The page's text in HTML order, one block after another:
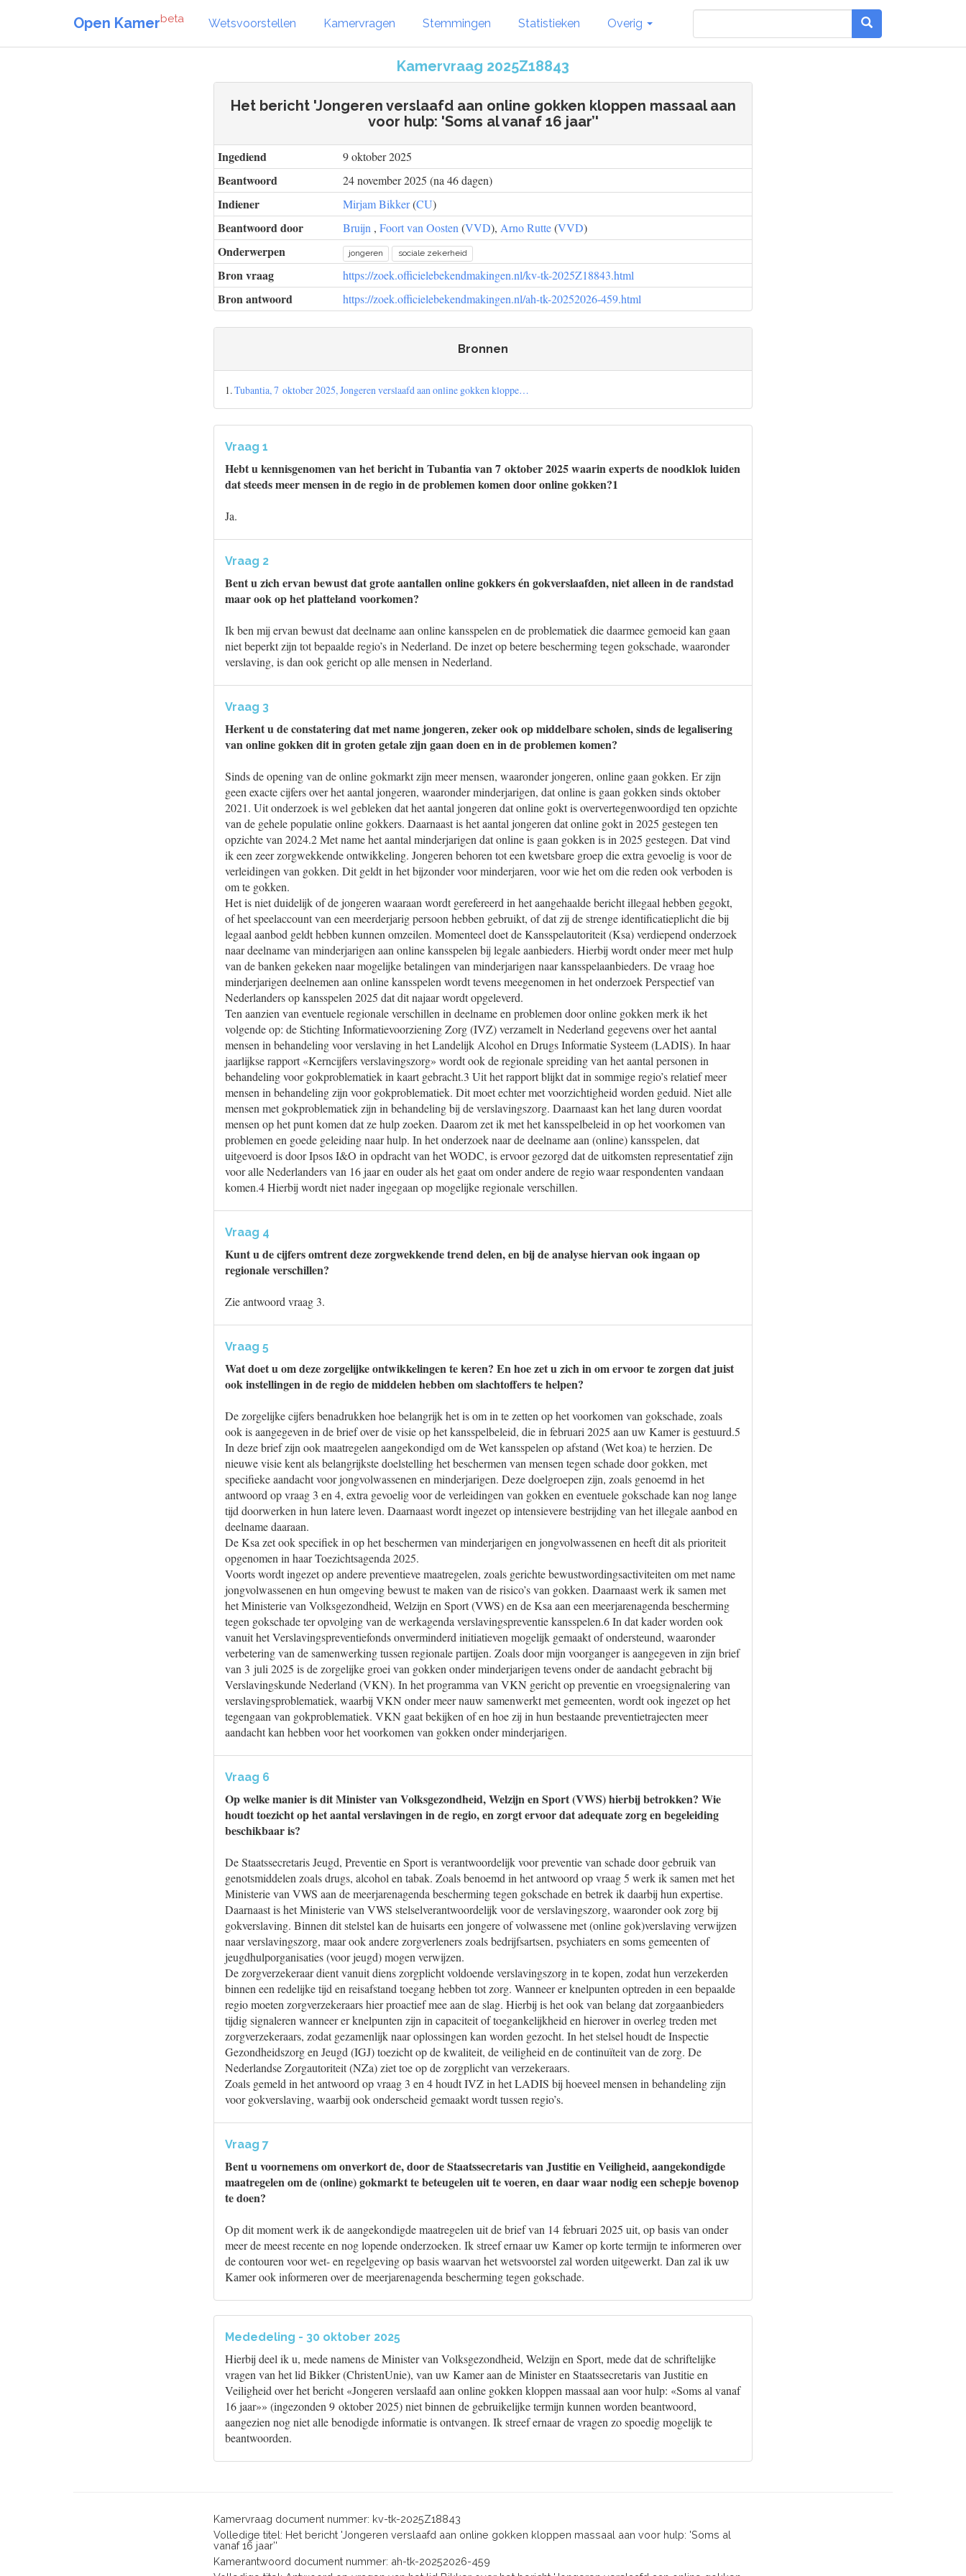
Open Kamerbeta Wetsvoorstellen Kamervragen Stemmingen Statistieken Overig
Kamervraag 2025Z18843
Het bericht 'Jongeren verslaafd aan online gokken kloppen massaal aan
voor hulp: 'Soms al vanaf 16 jaar’'
Ingediend 9 oktober 2025
Beantwoord 24 november 2025 (na 46 dagen)
Indiener Mirjam Bikker(CU)
Beantwoord door Bruijn , Foort van Oosten (VVD), Arno Rutte(VVD)
Onderwerpen jongeren sociale zekerheid
Bron vraag https://zoek.officielebekendmakingen.nl/kv-tk-2025Z18843.html
Bron antwoord https://zoek.officielebekendmakingen.nl/ah-tk-20252026-459.html
Bronnen
1.Tubantia, 7 oktober 2025, Jongeren verslaafd aan online gokken kloppe…
Vraag 1
Hebt u kennisgenomen van het bericht in Tubantia van 7 oktober 2025 waarin experts de noodklok luiden
dat steeds meer mensen in de regio in de problemen komen door online gokken?1
Ja.
Vraag 2
Bent u zich ervan bewust dat grote aantallen online gokkers én gokverslaafden, niet alleen in de randstad
maar ook op het platteland voorkomen?
Ik ben mij ervan bewust dat deelname aan online kansspelen en de problematiek die daarmee gemoeid kan gaan
niet beperkt zijn tot bepaalde regio’s in Nederland. De inzet op betere bescherming tegen gokschade, waaronder
verslaving, is dan ook gericht op alle mensen in Nederland.
Vraag 3
Herkent u de constatering dat met name jongeren, zeker ook op middelbare scholen, sinds de legalisering
van online gokken dit in groten getale zijn gaan doen en in de problemen komen?
Sinds de opening van de online gokmarkt zijn meer mensen, waaronder jongeren, online gaan gokken. Er zijn
geen exacte cijfers over het aantal jongeren, waaronder minderjarigen, dat online is gaan gokken sinds oktober
2021. Uit onderzoek is wel gebleken dat het aantal jongeren dat online gokt is oververtegenwoordigd ten opzichte
van de gehele populatie online gokkers. Daarnaast is het aantal jongeren dat online gokt in 2025 gestegen ten
opzichte van 2024.2 Met name het aantal minderjarigen dat online is gaan gokken is in 2025 gestegen. Dat vind
ik een zeer zorgwekkende ontwikkeling. Jongeren behoren tot een kwetsbare groep die extra gevoelig is voor de
verleidingen van gokken. Dit geldt in het bijzonder voor minderjaren, voor wie het om die reden ook verboden is
om te gokken.
Het is niet duidelijk of de jongeren waaraan wordt gerefereerd in het aangehaalde bericht illegaal hebben gegokt,
of het speelaccount van een meerderjarig persoon hebben gebruikt, of dat zij de strenge identificatieplicht die bij
legaal aanbod geldt hebben kunnen omzeilen. Momenteel doet de Kansspelautoriteit (Ksa) verdiepend onderzoek
naar deelname van minderjarigen aan online kansspelen bij legale aanbieders. Hierbij wordt onder meer met hulp
van de banken gekeken naar mogelijke betalingen van minderjarigen naar kansspelaanbieders. De vraag hoe
minderjarigen deelnemen aan online kansspelen wordt tevens meegenomen in het onderzoek Perspectief van
Nederlanders op kansspelen 2025 dat dit najaar wordt opgeleverd.
Ten aanzien van eventuele regionale verschillen in deelname en problemen door online gokken merk ik het
volgende op: de Stichting Informatievoorziening Zorg (IVZ) verzamelt in Nederland gegevens over het aantal
mensen in behandeling voor verslaving in het Landelijk Alcohol en Drugs Informatie Systeem (LADIS). In haar
jaarlijkse rapport «Kerncijfers verslavingszorg» wordt ook de regionale spreiding van het aantal personen in
behandeling voor gokproblematiek in kaart gebracht.3 Uit het rapport blijkt dat in sommige regio’s relatief meer
mensen in behandeling zijn voor gokproblematiek. Dit moet echter met voorzichtigheid worden geduid. Niet alle
mensen met gokproblematiek zijn in behandeling bij de verslavingszorg. Daarnaast kan het lang duren voordat
mensen op het punt komen dat ze hulp zoeken. Daarom zet ik met het kansspelbeleid in op het voorkomen van
problemen en goede geleiding naar hulp. In het onderzoek naar de deelname aan (online) kansspelen, dat
uitgevoerd is door Ipsos I&O in opdracht van het WODC, is ervoor gezorgd dat de uitkomsten representatief zijn
voor alle Nederlanders van 16 jaar en ouder als het gaat om onder andere de regio waar respondenten vandaan
komen.4 Hierbij wordt niet nader ingegaan op mogelijke regionale verschillen.
Vraag 4
Kunt u de cijfers omtrent deze zorgwekkende trend delen, en bij de analyse hiervan ook ingaan op
regionale verschillen?
Zie antwoord vraag 3.
Vraag 5
Wat doet u om deze zorgelijke ontwikkelingen te keren? En hoe zet u zich in om ervoor te zorgen dat juist
ook instellingen in de regio de middelen hebben om slachtoffers te helpen?
De zorgelijke cijfers benadrukken hoe belangrijk het is om in te zetten op het voorkomen van gokschade, zoals
ook is aangegeven in de brief over de visie op het kansspelbeleid, die in februari 2025 aan uw Kamer is gestuurd.5
In deze brief zijn ook maatregelen aangekondigd om de Wet kansspelen op afstand (Wet koa) te herzien. De
nieuwe visie kent als belangrijkste doelstelling het beschermen van mensen tegen schade door gokken, met
specifieke aandacht voor jongvolwassenen en minderjarigen. Deze doelgroepen zijn, zoals genoemd in het
antwoord op vraag 3 en 4, extra gevoelig voor de verleidingen van gokken en eventuele gokschade kan nog lange
tijd doorwerken in hun latere leven. Daarnaast wordt ingezet op intensievere bestrijding van het illegale aanbod en
deelname daaraan.
De Ksa zet ook specifiek in op het beschermen van minderjarigen en jongvolwassenen en heeft dit als prioriteit
opgenomen in haar Toezichtsagenda 2025.
Voorts wordt ingezet op andere preventieve maatregelen, zoals gerichte bewustwordingsactiviteiten om met name
jongvolwassenen en hun omgeving bewust te maken van de risico’s van gokken. Daarnaast werk ik samen met
het Ministerie van Volksgezondheid, Welzijn en Sport (VWS) en de Ksa aan een meerjarenagenda bescherming
tegen gokschade ter opvolging van de werkagenda verslavingspreventie kansspelen.6 In dat kader worden ook
vanuit het Verslavingspreventiefonds onverminderd initiatieven mogelijk gemaakt of ondersteund, waaronder
verbetering van de samenwerking tussen regionale partijen. Zoals door mijn voorganger is aangegeven in zijn brief
van 3 juli 2025 is de zorgelijke groei van gokken onder minderjarigen tevens onder de aandacht gebracht bij
Verslavingskunde Nederland (VKN). In het programma van VKN gericht op preventie en vroegsignalering van
verslavingsproblematiek, waarbij VKN onder meer nauw samenwerkt met gemeenten, wordt ook ingezet op het
tegengaan van gokproblematiek. VKN gaat bekijken of en hoe zij in hun bestaande preventietrajecten meer
aandacht kan hebben voor het voorkomen van gokken onder minderjarigen.
Vraag 6
Op welke manier is dit Minister van Volksgezondheid, Welzijn en Sport (VWS) hierbij betrokken? Wie
houdt toezicht op het aantal verslavingen in de regio, en zorgt ervoor dat adequate zorg en begeleiding
beschikbaar is?
De Staatssecretaris Jeugd, Preventie en Sport is verantwoordelijk voor preventie van schade door gebruik van
genotsmiddelen zoals drugs, alcohol en tabak. Zoals benoemd in het antwoord op vraag 5 werk ik samen met het
Ministerie van VWS aan de meerjarenagenda bescherming tegen gokschade en betrek ik daarbij hun expertise.
Daarnaast is het Ministerie van VWS stelselverantwoordelijk voor de verslavingszorg, waaronder ook zorg bij
gokverslaving. Binnen dit stelstel kan de huisarts een jongere of volwassene met (online gok)verslaving verwijzen
naar verslavingszorg, maar ook andere zorgverleners zoals bedrijfsartsen, psychiaters en soms gemeenten of
jeugdhulporganisaties (voor jeugd) mogen verwijzen.
De zorgverzekeraar dient vanuit diens zorgplicht voldoende verslavingszorg in te kopen, zodat hun verzekerden
binnen een redelijke tijd en reisafstand toegang hebben tot zorg. Wanneer er knelpunten optreden in een bepaalde
regio moeten zorgverzekeraars hier proactief mee aan de slag. Hierbij is het ook van belang dat zorgaanbieders
tijdig signaleren wanneer er knelpunten zijn in capaciteit of toegankelijkheid en hierover in overleg treden met
zorgverzekeraars, zodat gezamenlijk naar oplossingen kan worden gezocht. In het stelsel houdt de Inspectie
Gezondheidszorg en Jeugd (IGJ) toezicht op de kwaliteit, de veiligheid en de continuïteit van de zorg. De
Nederlandse Zorgautoriteit (NZa) ziet toe op de zorgplicht van verzekeraars.
Zoals gemeld in het antwoord op vraag 3 en 4 houdt IVZ in het LADIS bij hoeveel mensen in behandeling zijn
voor gokverslaving, waarbij ook onderscheid gemaakt wordt tussen regio’s.
Vraag 7
Bent u voornemens om onverkort de, door de Staatssecretaris van Justitie en Veiligheid, aangekondigde
maatregelen om de (online) gokmarkt te beteugelen uit te voeren, en daar waar nodig een schepje bovenop
te doen?
Op dit moment werk ik de aangekondigde maatregelen uit de brief van 14 februari 2025 uit, op basis van onder
meer de meest recente en nog lopende onderzoeken. Ik streef ernaar uw Kamer op korte termijn te informeren over
de contouren voor wet- en regelgeving op basis waarvan het wetsvoorstel zal worden uitgewerkt. Dan zal ik uw
Kamer ook informeren over de meerjarenagenda bescherming tegen gokschade.
Mededeling - 30 oktober 2025
Hierbij deel ik u, mede namens de Minister van Volksgezondheid, Welzijn en Sport, mede dat de schriftelijke
vragen van het lid Bikker (ChristenUnie), van uw Kamer aan de Minister en Staatssecretaris van Justitie en
Veiligheid over het bericht «Jongeren verslaafd aan online gokken kloppen massaal aan voor hulp: «Soms al vanaf
16 jaar»» (ingezonden 9 oktober 2025) niet binnen de gebruikelijke termijn kunnen worden beantwoord,
aangezien nog niet alle benodigde informatie is ontvangen. Ik streef ernaar de vragen zo spoedig mogelijk te
beantwoorden.
Kamervraag document nummer: kv-tk-2025Z18843
Volledige titel: Het bericht 'Jongeren verslaafd aan online gokken kloppen massaal aan voor hulp: 'Soms al
vanaf 16 jaar’'
Kamerantwoord document nummer: ah-tk-20252026-459